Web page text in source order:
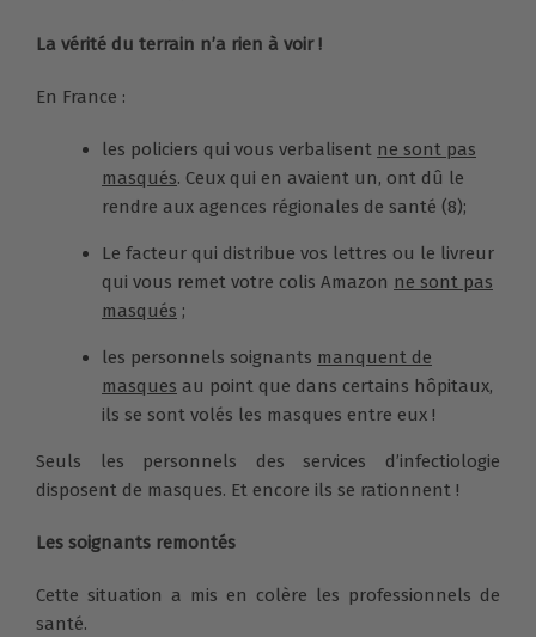
La vérité du terrain n’a rien à voir !
En France :
les policiers qui vous verbalisent ne sont pas
masqués. Ceux qui en avaient un, ont dû le
rendre aux agences régionales de santé (8);
Le facteur qui distribue vos lettres ou le livreur
qui vous remet votre colis Amazon ne sont pas
masqués ;
les personnels soignants manquent de
masques au point que dans certains hôpitaux,
ils se sont volés les masques entre eux !
Seuls les personnels des services d’infectiologie
disposent de masques. Et encore ils se rationnent !
Les soignants remontés
Cette situation a mis en colère les professionnels de
santé.